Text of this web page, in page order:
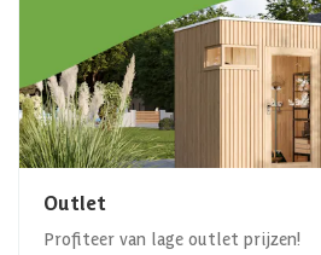
Outlet
Profiteer van lage outlet prijzen!